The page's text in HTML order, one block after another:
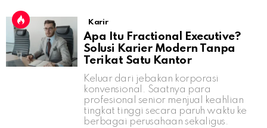
Karir
Apa Itu Fractional Executive?
Solusi Karier Modern Tanpa
Terikat Satu Kantor
Keluar dari jebakan korporasi
konvensional. Saatnya para
profesional senior menjual keahlian
tingkat tinggi secara paruh waktu ke
berbagai perusahaan sekaligus.